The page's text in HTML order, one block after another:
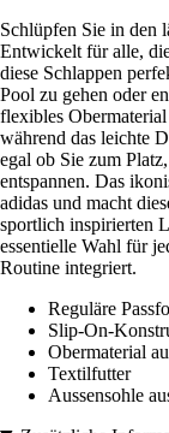
Schlüpfen Sie in den
Entwickelt für alle,
diese Schlappen
Pool zu gehen oder
flexibles
während das leichte
egal ob Sie zum
entspannen. Das
adidas und macht
sportlich inspirierten
essentielle Wahl für
Routine integriert.
Reguläre
Slip-On-
Obermaterial
Textilfutter
Aussensohle